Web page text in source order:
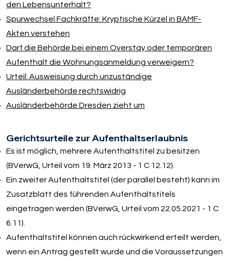
den Lebensunterhalt?
Spurwechsel Fachkräfte: Kryptische Kürzel in BAMF-
Akten verstehen
Darf die Behörde bei einem Overstay oder temporären
Aufenthalt die Wohnungsanmeldung verweigern?
Urteil: Ausweisung durch unzuständige
Ausländerbehörde rechtswidrig
Ausländerbehörde Dresden zieht um
Gerichtsurteile zur Aufenthaltserlaubnis
Es ist möglich, mehrere Aufenthaltstitel zu besitzen
(BVerwG, Urteil vom 19. März 2013 - 1 C 12.12).
Ein zweiter Aufenthaltstitel (der parallel besteht) kann im
Zusatzblatt des führenden Aufenthaltstitels
eingetragen werden (BVerwG, Urteil vom 22.05.2021 - 1 C
6.11).
Aufenthaltstitel können auch rückwirkend erteilt werden,
wenn ein Antrag gestellt wurde und die Voraussetzungen